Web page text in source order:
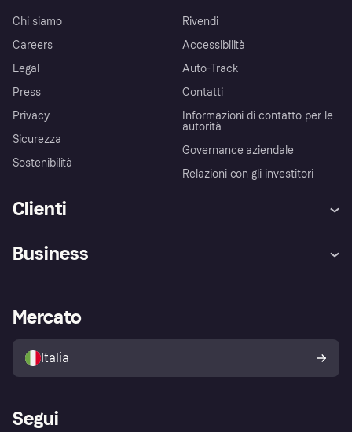
Chi siamo
Careers
Legal
Press
Privacy
Sicurezza
Sostenibilità
Rivendi
Accessibilità
Auto-Track
Contatti
Informazioni di contatto per le
autorità
Governance aziendale
Relazioni con gli investitori
Clienti
Esplora i negozi
Politica di protezione
dell'acquirente Klarna
Business
Accesso aziende
Mercato
Italia
Segui